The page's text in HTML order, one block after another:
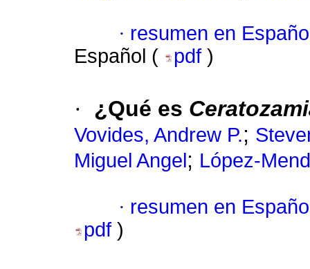
· resumen en
Español (
pdf )
· ¿Qué es
Vovides, Andrew P.;
Miguel Angel ; López-
· resumen en
pdf )